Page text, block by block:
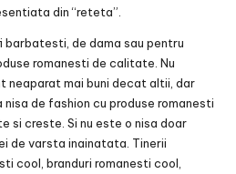
din “reteta”.
de dama sau pentru
romanesti de calitate. Nu
neaparat mai buni decat altii, dar
de fashion cu produse romanesti
si creste. Si nu este o nisa doar
de varsta inainatata. Tinerii
cool, branduri romanesti cool,